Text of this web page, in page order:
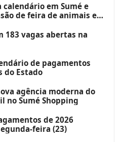
em Sumé e
de feira de animais e
183 vagas abertas na
de pagamentos
do Estado
agência moderna do
no Sumé Shopping
de 2026
feira (23)